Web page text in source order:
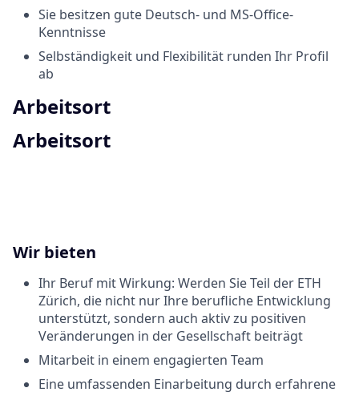
Sie besitzen gute Deutsch- und MS-Office-
Kenntnisse
Selbständigkeit und Flexibilität runden Ihr Profil
ab
Arbeitsort
Arbeitsort
Wir bieten
Ihr Beruf mit Wirkung: Werden Sie Teil der ETH
Zürich, die nicht nur Ihre berufliche Entwicklung
unterstützt, sondern auch aktiv zu positiven
Veränderungen in der Gesellschaft beiträgt
Mitarbeit in einem engagierten Team
Eine umfassenden Einarbeitung durch erfahrene